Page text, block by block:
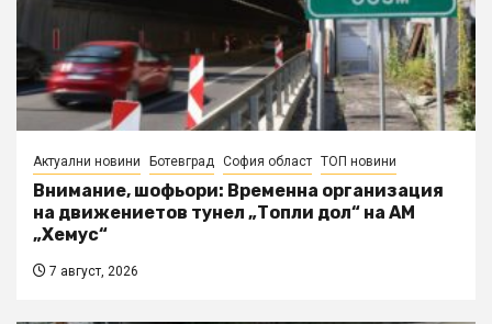
Актуални новини Ботевград София област ТОП новини
Внимание, шофьори: Временна организация
на движениетов тунел „Топли дол“ на АМ
„Хемус“
7 август, 2026